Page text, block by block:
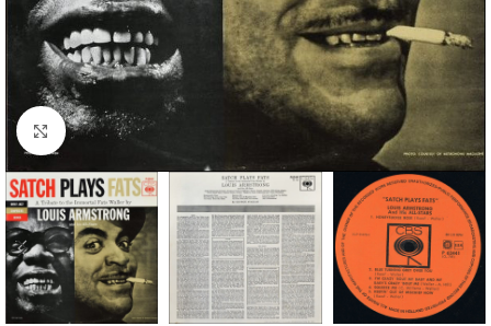
Click to enlarge